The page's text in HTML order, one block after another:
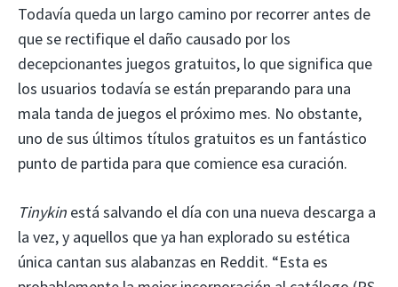
Todavía queda un largo camino por recorrer antes de
que se rectifique el daño causado por los
decepcionantes juegos gratuitos, lo que significa que
los usuarios todavía se están preparando para una
mala tanda de juegos el próximo mes. No obstante,
uno de sus últimos títulos gratuitos es un fantástico
punto de partida para que comience esa curación.
Tinykin está salvando el día con una nueva descarga a
la vez, y aquellos que ya han explorado su estética
única cantan sus alabanzas en Reddit. “Esta es